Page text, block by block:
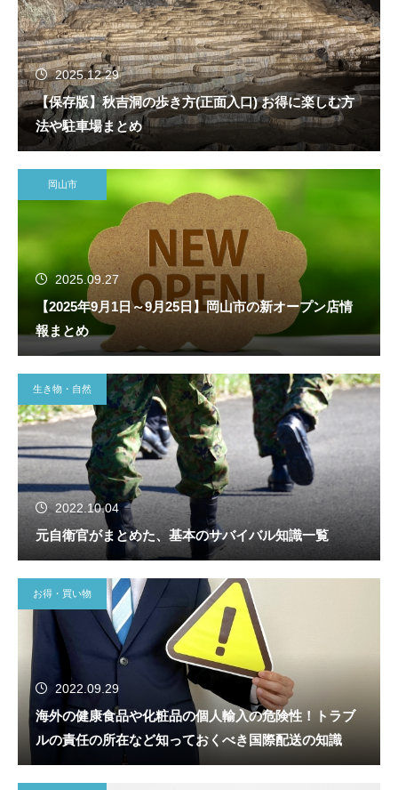
2025.12.29
【保存版】秋吉洞の歩き方(正面入口) お得に楽しむ方
法や駐車場まとめ
岡山市
2025.09.27
【2025年9月1日～9月25日】岡山市の新オープン店情
報まとめ
生き物・自然
2022.10.04
元自衛官がまとめた、基本のサバイバル知識一覧
お得・買い物
2022.09.29
海外の健康食品や化粧品の個人輸入の危険性！トラブ
ルの責任の所在など知っておくべき国際配送の知識